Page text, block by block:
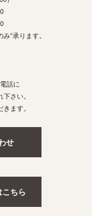
”承ります。
話に
さい。
ます。
せ
こちら